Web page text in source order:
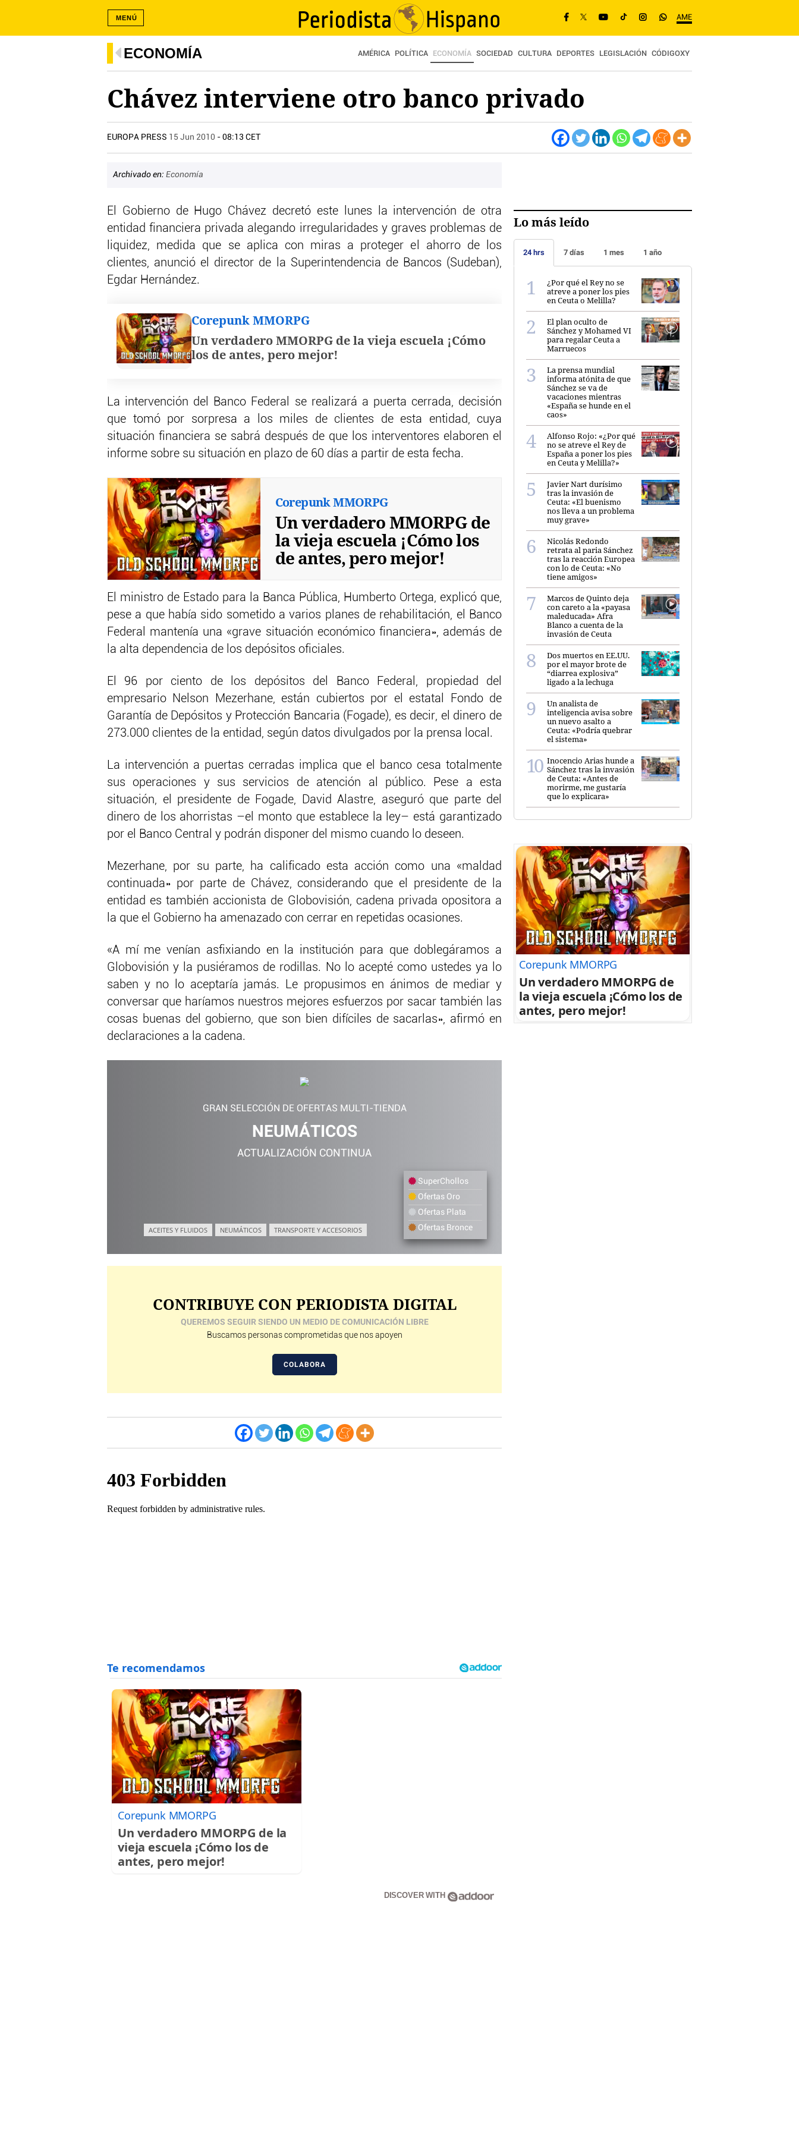
AME
MENÚ
ECONOMÍA AMÉRICA POLÍTICA ECONOMÍA SOCIEDAD CULTURA DEPORTES LEGISLACIÓN CÓDIGOXY
Chávez interviene otro banco privado
EUROPA PRESS 15 Jun 2010 - 08:13 CET
Archivado en: Economía
El Gobierno de Hugo Chávez decretó este lunes la intervención de otra
entidad financiera privada alegando irregularidades y graves problemas de
liquidez, medida que se aplica con miras a proteger el ahorro de los
clientes, anunció el director de la Superintendencia de Bancos (Sudeban),
Egdar Hernández.
Corepunk MMORPG
Un verdadero MMORPG de la vieja escuela ¡Cómo
los de antes, pero mejor!
La intervención del Banco Federal se realizará a puerta cerrada, decisión
que tomó por sorpresa a los miles de clientes de esta entidad, cuya
situación financiera se sabrá después de que los interventores elaboren el
informe sobre su situación en plazo de 60 días a partir de esta fecha.
Corepunk MMORPG
Un verdadero MMORPG de
la vieja escuela ¡Cómo los
de antes, pero mejor!
El ministro de Estado para la Banca Pública, Humberto Ortega, explicó que,
pese a que había sido sometido a varios planes de rehabilitación, el Banco
Federal mantenía una «grave situación económico financiera», además de
la alta dependencia de los depósitos oficiales.
El 96 por ciento de los depósitos del Banco Federal, propiedad del
empresario Nelson Mezerhane, están cubiertos por el estatal Fondo de
Garantía de Depósitos y Protección Bancaria (Fogade), es decir, el dinero de
273.000 clientes de la entidad, según datos divulgados por la prensa local.
La intervención a puertas cerradas implica que el banco cesa totalmente
sus operaciones y sus servicios de atención al público. Pese a esta
situación, el presidente de Fogade, David Alastre, aseguró que parte del
dinero de los ahorristas –el monto que establece la ley– está garantizado
por el Banco Central y podrán disponer del mismo cuando lo deseen.
Mezerhane, por su parte, ha calificado esta acción como una «maldad
continuada» por parte de Chávez, considerando que el presidente de la
entidad es también accionista de Globovisión, cadena privada opositora a
la que el Gobierno ha amenazado con cerrar en repetidas ocasiones.
«A mí me venían asfixiando en la institución para que doblegáramos a
Globovisión y la pusiéramos de rodillas. No lo acepté como ustedes ya lo
saben y no lo aceptaría jamás. Le propusimos en ánimos de mediar y
conversar que haríamos nuestros mejores esfuerzos por sacar también las
cosas buenas del gobierno, que son bien difíciles de sacarlas», afirmó en
declaraciones a la cadena.
GRAN SELECCIÓN DE OFERTAS MULTI-TIENDA
NEUMÁTICOS
ACTUALIZACIÓN CONTINUA
ACEITES Y FLUIDOS NEUMÁTICOS TRANSPORTE Y ACCESORIOS
SuperChollos
Ofertas Oro
Ofertas Plata
Ofertas Bronce
CONTRIBUYE CON PERIODISTA DIGITAL
QUEREMOS SEGUIR SIENDO UN MEDIO DE COMUNICACIÓN LIBRE
Buscamos personas comprometidas que nos apoyen
COLABORA
Corepunk MMORPG
Un verdadero MMORPG de la
vieja escuela ¡Cómo los de
antes, pero mejor!
DISCOVER WITH
Lo más leído
24 hrs 7 días 1 mes 1 año
¿Por qué el Rey no se
atreve a poner los pies
en Ceuta o Melilla?
El plan oculto de
Sánchez y Mohamed VI
para regalar Ceuta a
Marruecos
La prensa mundial
informa atónita de que
Sánchez se va de
vacaciones mientras
«España se hunde en el
caos»
Alfonso Rojo: «¿Por qué
no se atreve el Rey de
España a poner los pies
en Ceuta y Melilla?»
Javier Nart durísimo
tras la invasión de
Ceuta: «El buenismo
nos lleva a un problema
muy grave»
Nicolás Redondo
retrata al paria Sánchez
tras la reacción Europea
con lo de Ceuta: «No
tiene amigos»
Marcos de Quinto deja
con careto a la «payasa
maleducada» Afra
Blanco a cuenta de la
invasión de Ceuta
Dos muertos en EE.UU.
por el mayor brote de
“diarrea explosiva”
ligado a la lechuga
Un analista de
inteligencia avisa sobre
un nuevo asalto a
Ceuta: «Podría quebrar
el sistema»
Inocencio Arias hunde a
Sánchez tras la invasión
de Ceuta: «Antes de
morirme, me gustaría
que lo explicara»
Corepunk MMORPG
Un verdadero MMORPG de
la vieja escuela ¡Cómo los de
antes, pero mejor!